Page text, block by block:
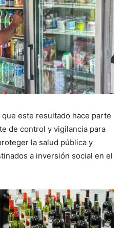
este resultado hace parte
de control y vigilancia para
la salud pública y
a inversión social en el